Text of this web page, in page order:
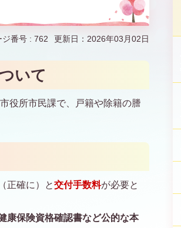
ジ番号 : 762 更新日：2026年03月02日
いて
役所市民課で、戸籍や除籍の謄
（正確に）と交付手数料が必要と
康保険資格確認書など公的な本